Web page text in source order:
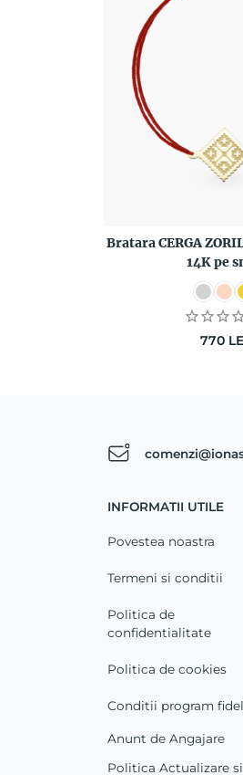
Bratara CERGA
14K pe
770
INFORMATII UTILE
Povestea noastra
Termeni si conditii
Politica de
confidentialitate
Politica de cookies
Conditii program
Anunt de Angajare
Politica Actualizare si